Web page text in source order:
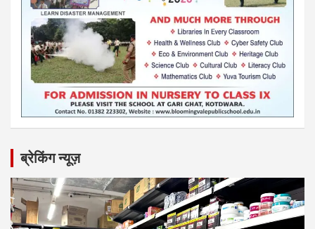
ब्रेकिंग न्यूज़